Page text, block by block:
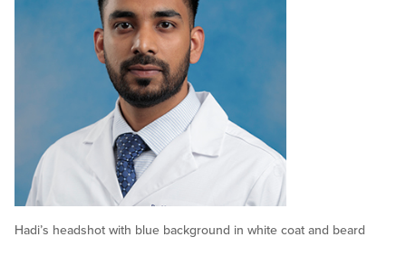
Hadi’s headshot with blue background in white coat and beard